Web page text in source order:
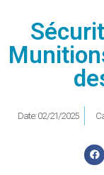
Date: 02/21/2025